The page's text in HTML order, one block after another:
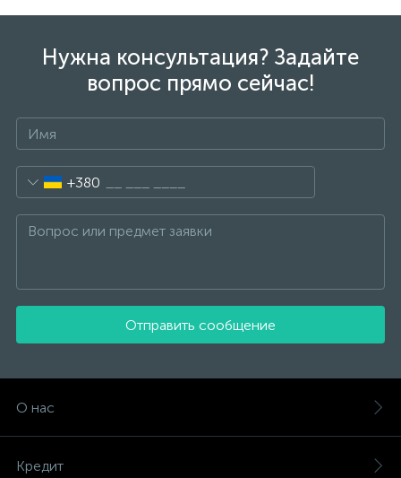
Нужна консультация? Задайте
вопрос прямо сейчас!
+380
Отправить сообщение
О нас
Кредит